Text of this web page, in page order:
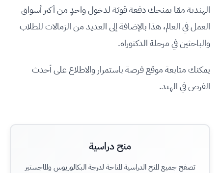
الهندية ممّا يمنحك دفعة قويّة لدخول واحدٍ من أكبر أسواق
العمل في العالم، هذا بالإضافة إلى العديد من الزمالات للطلاب
والباحثين في مرحلة الدكتوراه.
يمكنك متابعة موقع فرصة باستمرار والاطلاع على أحدث
الفرص في الهند.
منح دراسية
تصفح جميع المنح الدراسية المتاحة لدرجة البكالوريوس والماجستير